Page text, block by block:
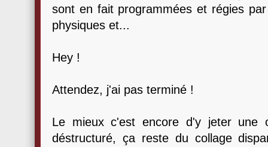
sont en fait programmées et régies
physiques et...
Hey !
Attendez, j'ai pas terminé !
Le mieux c'est encore d'y jeter une
déstructuré, ça reste du collage